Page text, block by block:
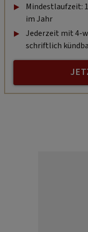
Mindestlaufzeit:
im Jahr
Jederzeit mit 4-
schriftlich